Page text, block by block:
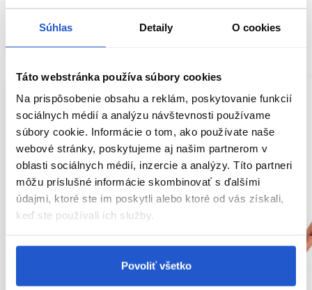
Súhlas Detaily O cookies
Táto webstránka používa súbory cookies
Na prispôsobenie obsahu a reklám, poskytovanie funkcií
sociálnych médií a analýzu návštevnosti používame
súbory cookie. Informácie o tom, ako používate naše
webové stránky, poskytujeme aj našim partnerom v
oblasti sociálnych médií, inzercie a analýzy. Títo partneri
môžu príslušné informácie skombinovať s ďalšími
údajmi, ktoré ste im poskytli alebo ktoré od vás získali,
keď ste používali ich služby.
Povoliť všetko
SÚVISIACE PRODUKTY